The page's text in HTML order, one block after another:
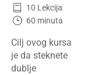
10 Lekcija
60 minuta
Cilj ovog kursa
je da steknete
dublje